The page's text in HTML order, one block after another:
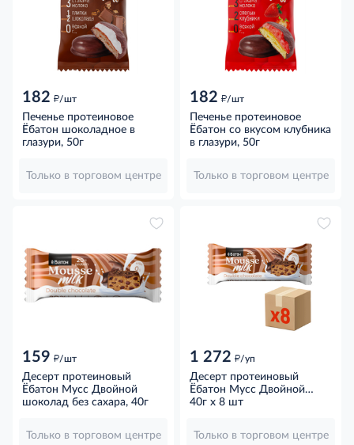
182 д/шт
Печенье протеиновое
Ёбатон шоколадное в
глазури, 50г
Только в торговом центре
182 д/шт
Печенье протеиновое
Ёбатон со вкусом клубника
в глазури, 50г
Только в торговом центре
159 д/шт
Десерт протеиновый
Ёбатон Мусс Двойной
шоколад без сахара, 40г
Только в торговом центре
1 272 д/уп
Десерт протеиновый
Ёбатон Мусс Двойной
шоколад без сахара, 40г x
40г x 8 шт
Только в торговом центре